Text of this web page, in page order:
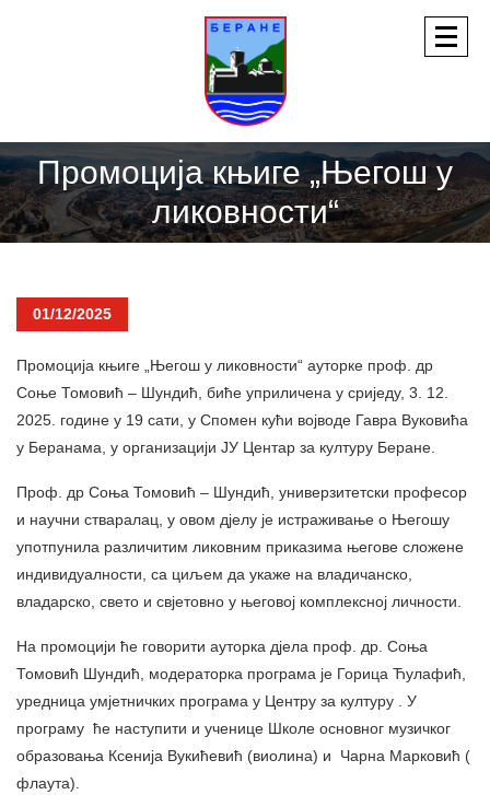
Промоција књиге „Његош у
ликовности“
01/12/2025
Промоција књиге „Његош у ликовности“ ауторке проф. др
Соње Томовић – Шундић, биће уприличена у сриједу, 3. 12.
2025. године у 19 сати, у Спомен кући војводе Гавра Вуковића
у Беранама, у организацији ЈУ Центар за културу Беране.
Проф. др Соња Томовић – Шундић, универзитетски професор
и научни стваралац, у овом д‌јелу је истраживање о Његошу
употпунила различитим ликовним приказима његове сложене
индивидуалности, са циљем да укаже на владичанско,
владарско, свето и свјетовно у његовој комплексној личности.
На промоцији ће говорити ауторка д‌јела проф. др. Соња
Томовић Шундић, модераторка програма је Горица Ћулафић,
уредница умјетничких програма у Центру за културу . У
програму ће наступити и ученице Школе основног музичког
образовања Ксенија Вукићевић (виолина) и Чарна Марковић (
флаута).